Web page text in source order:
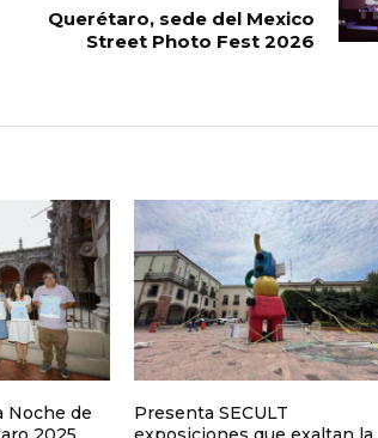
Querétaro, sede del Mexico
Street Photo Fest 2026
Noche de
Presenta SECULT